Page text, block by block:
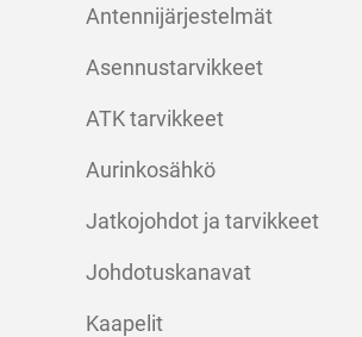
Antennijärjestelmät
Asennustarvikkeet
ATK tarvikkeet
Aurinkosähkö
Jatkojohdot ja tarvikkeet
Johdotuskanavat
Kaapelit